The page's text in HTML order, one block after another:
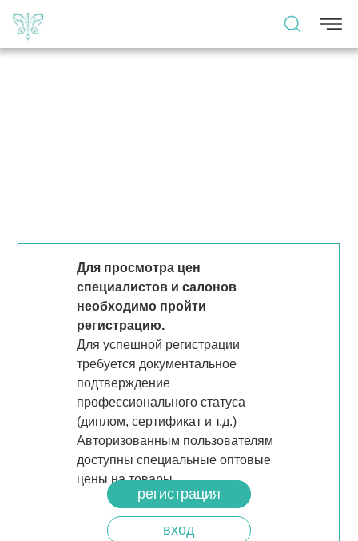
Для просмотра цен
специалистов и салонов
необходимо пройти
регистрацию.
Для успешной регистрации
требуется документальное
подтверждение
профессионального статуса
(диплом, сертификат и т.д.)
Авторизованным пользователям
доступны специальные оптовые
цены на товары.
регистрация
вход